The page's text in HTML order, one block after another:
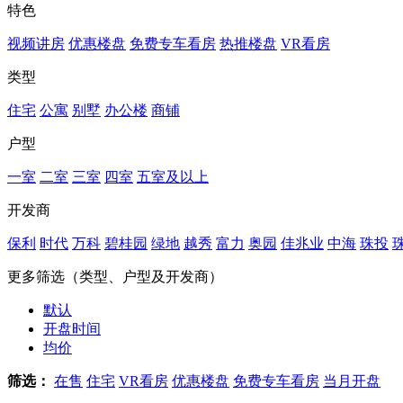
特色
视频讲房 优惠楼盘 免费专车看房 热推楼盘 VR看房
类型
住宅 公寓 别墅 办公楼 商铺
户型
一室 二室 三室 四室 五室及以上
开发商
保利 时代 万科 碧桂园 绿地 越秀 富力 奥园 佳兆业 中海 珠投
更多筛选（类型、户型及开发商）
默认
开盘时间
均价
筛选： 在售 住宅 VR看房 优惠楼盘 免费专车看房 当月开盘